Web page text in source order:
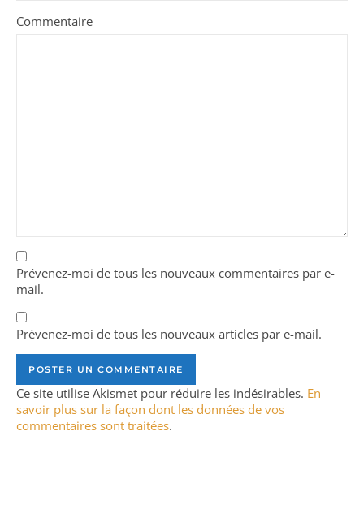
Commentaire
Prévenez-moi de tous les nouveaux commentaires par e-
mail.
Prévenez-moi de tous les nouveaux articles par e-mail.
Ce site utilise Akismet pour réduire les indésirables. En
savoir plus sur la façon dont les données de vos
commentaires sont traitées.